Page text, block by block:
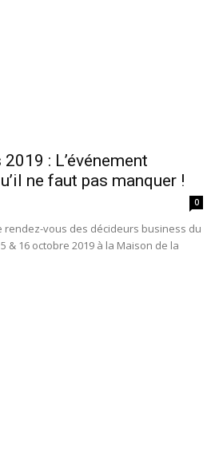
: L’événement
ne faut pas manquer !
0
rendez-vous des décideurs business du
& 16 octobre 2019 à la Maison de la